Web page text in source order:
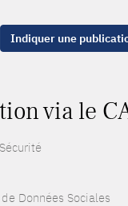
Indiquer une
via le
Données Sociales